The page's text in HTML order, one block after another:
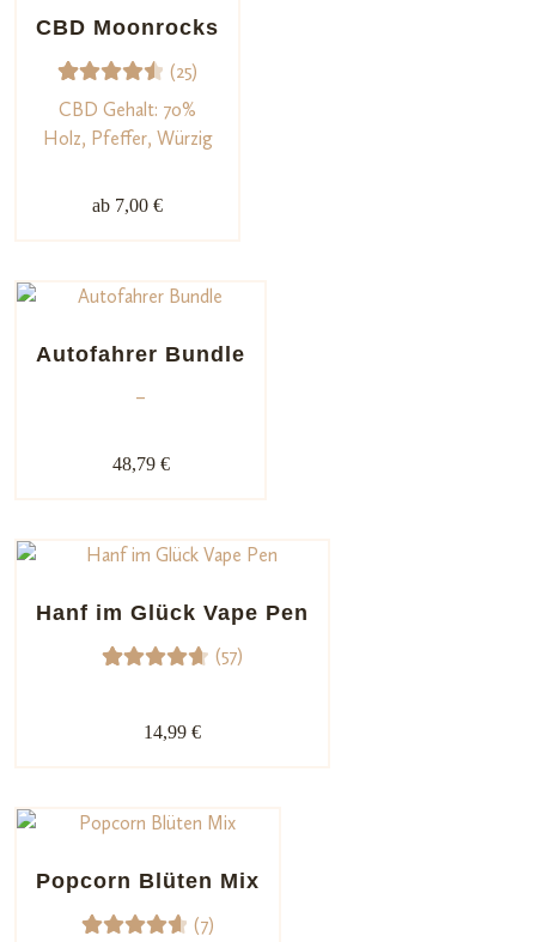
CBD Moonrocks
Bewerte
t mit
basiere
25
ewertu
(25)
CBD Gehalt: 70%
Holz, Pfeffer, Würzig
ab 7,00 €
Autofahrer Bundle
–
48,79 €
Hanf im Glück Vape Pen
4.74von
d auf
ewertu
ngen
(57)
14,99 €
Popcorn Blüten Mix
(7)